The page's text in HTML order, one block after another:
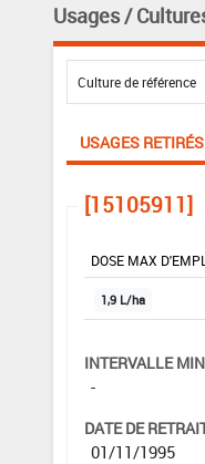
Usages /
USAGES RETIRÉS
[15105911]
DOSE MAX
1,9 L/ha
INTERVALLE
-
DATE DE
01/11/1995